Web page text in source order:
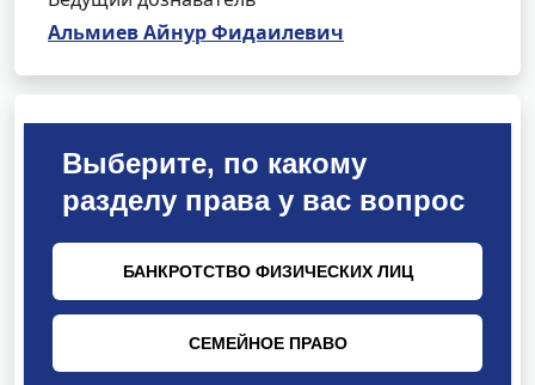
Альмиев Айнур Фидаилевич